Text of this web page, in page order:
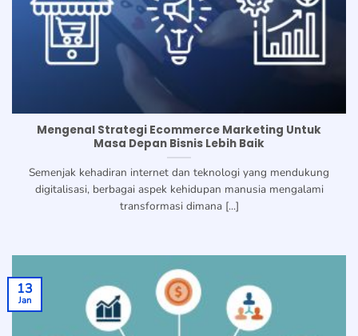
Mengenal Strategi Ecommerce Marketing Untuk
Masa Depan Bisnis Lebih Baik
Semenjak kehadiran internet dan teknologi yang mendukung
digitalisasi, berbagai aspek kehidupan manusia mengalami
transformasi dimana [...]
13
Jan